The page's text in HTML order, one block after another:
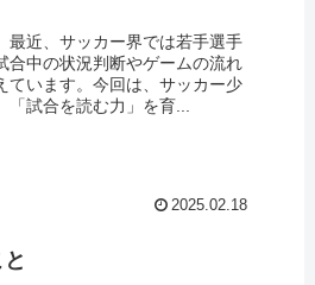
最近、サッカー界では若手選手
合中の状況判断やゲームの流れ
ています。今回は、サッカー少
「試合を読む力」を育...
2025.02.18